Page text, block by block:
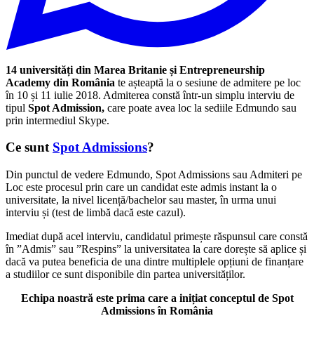
14 universități din Marea Britanie și Entrepreneurship
Academy din România te așteaptă la o sesiune de admitere pe loc
în 10 și 11 iulie 2018. Admiterea constă într-un simplu interviu de
tipul Spot Admission, care poate avea loc la sediile Edmundo sau
prin intermediul Skype.
Ce sunt Spot Admissions?
Din punctul de vedere Edmundo, Spot Admissions sau Admiteri pe
Loc este procesul prin care un candidat este admis instant la o
universitate, la nivel licență/bachelor sau master, în urma unui
interviu și (test de limbă dacă este cazul).
Imediat după acel interviu, candidatul primește răspunsul care constă
în ”Admis” sau ”Respins” la universitatea la care dorește să aplice și
dacă va putea beneficia de una dintre multiplele opțiuni de finanțare
a studiilor ce sunt disponibile din partea universităților.
Echipa noastră este prima care a inițiat conceptul de Spot
Admissions în România